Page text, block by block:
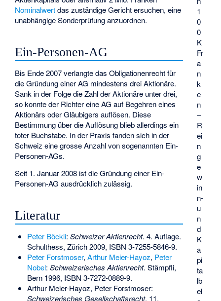
1
0
0
K
Fr
a
n
k
e
n
–
R
ei
n
g
e
w
in
n-
u
n
d
K
a
pi
ta
lb
el
Nominalwertdas zuständige Gericht ersuchen, eine
unabhängige Sonderprüfung anzuordnen.
Ein-Personen-AG
Bis Ende 2007 verlangte das Obligationenrecht für
die Gründung einer AG mindestens drei Aktionäre.
Sank in der Folge die Zahl der Aktionäre unter drei,
so konnte der Richter eine AG auf Begehren eines
Aktionärs oder Gläubigers auflösen. Diese
Bestimmung über die Auflösung blieb allerdings ein
toter Buchstabe. In der Praxis fanden sich in der
Schweiz eine grosse Anzahl von sogenannten Ein-
Personen-AGs.
Seit 1. Januar 2008 ist die Gründung einer Ein-
Personen-AG ausdrücklich zulässig.
Literatur
Peter Böckli: Schweizer Aktienrecht. 4. Auflage.
Schulthess, Zürich 2009, ISBN 3-7255-5846-9.
Peter Forstmoser, Arthur Meier-Hayoz, Peter
Nobel: Schweizerisches Aktienrecht. Stämpfli,
Bern 1996, ISBN 3-7272-0889-9.
Arthur Meier-Hayoz, Peter Forstmoser:
Schweizerisches Gesellschaftsrecht. 11.